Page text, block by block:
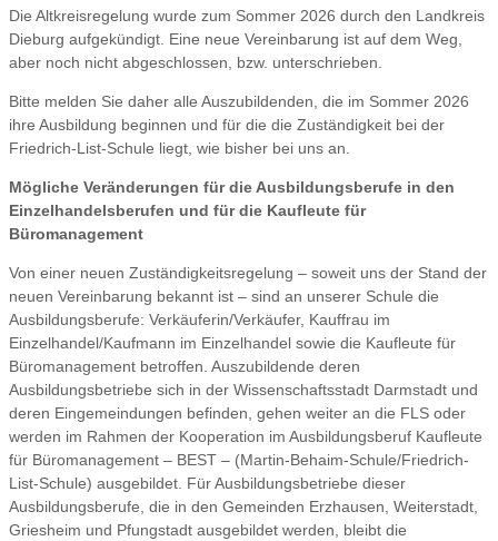
Die Altkreisregelung wurde zum Sommer 2026 durch den Landkreis
Dieburg aufgekündigt. Eine neue Vereinbarung ist auf dem Weg,
aber noch nicht abgeschlossen, bzw. unterschrieben.
Bitte melden Sie daher alle Auszubildenden, die im Sommer 2026
ihre Ausbildung beginnen und für die die Zuständigkeit bei der
Friedrich-List-Schule liegt, wie bisher bei uns an.
Mögliche Veränderungen für die Ausbildungsberufe in den
Einzelhandelsberufen und für die Kaufleute für
Büromanagement
Von einer neuen Zuständigkeitsregelung – soweit uns der Stand der
neuen Vereinbarung bekannt ist – sind an unserer Schule die
Ausbildungsberufe: Verkäuferin/Verkäufer, Kauffrau im
Einzelhandel/Kaufmann im Einzelhandel sowie die Kaufleute für
Büromanagement betroffen. Auszubildende deren
Ausbildungsbetriebe sich in der Wissenschaftsstadt Darmstadt und
deren Eingemeindungen befinden, gehen weiter an die FLS oder
werden im Rahmen der Kooperation im Ausbildungsberuf Kaufleute
für Büromanagement – BEST – (Martin-Behaim-Schule/Friedrich-
List-Schule) ausgebildet. Für Ausbildungsbetriebe dieser
Ausbildungsberufe, die in den Gemeinden Erzhausen, Weiterstadt,
Griesheim und Pfungstadt ausgebildet werden, bleibt die